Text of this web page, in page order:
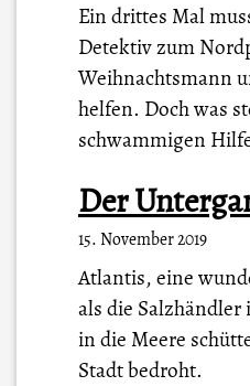
Ein drittes Mal
Detektiv zum
Weihnachtsmann
helfen. Doch was
schwammigen
Der
15. November 2019
Atlantis, eine
als die
in die Meere
Stadt bedroht.